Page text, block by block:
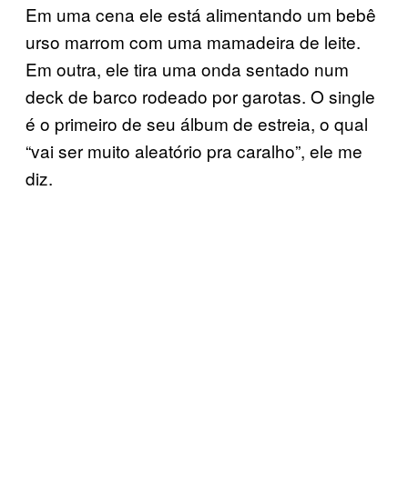
Em uma cena ele está alimentando um bebê
urso marrom com uma mamadeira de leite.
Em outra, ele tira uma onda sentado num
deck de barco rodeado por garotas. O single
é o primeiro de seu álbum de estreia, o qual
“vai ser muito aleatório pra caralho”, ele me
diz.